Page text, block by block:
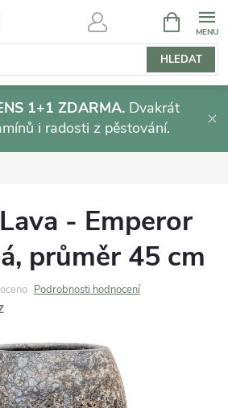
HLEDAT
NÁKUPNÍ
KOŠÍK
1+1 ZDARMA. Dvakrát
i radosti z pěstování.
- Emperor
průměr 45 cm
Podrobnosti hodnocení